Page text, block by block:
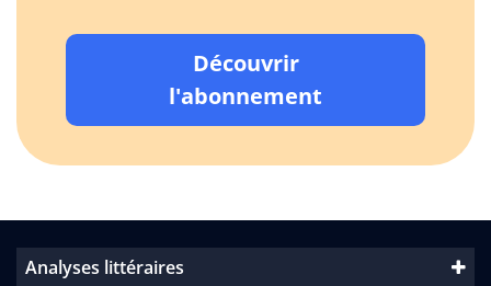
Découvrir
l'abonnement
Analyses littéraires